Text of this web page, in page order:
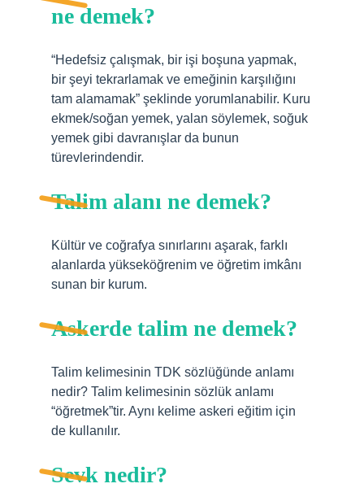
ne demek?
“Hedefsiz çalışmak, bir işi boşuna yapmak,
bir şeyi tekrarlamak ve emeğinin karşılığını
tam alamamak” şeklinde yorumlanabilir. Kuru
ekmek/soğan yemek, yalan söylemek, soğuk
yemek gibi davranışlar da bunun
türevlerindendir.
Talim alanı ne demek?
Kültür ve coğrafya sınırlarını aşarak, farklı
alanlarda yükseköğrenim ve öğretim imkânı
sunan bir kurum.
Askerde talim ne demek?
Talim kelimesinin TDK sözlüğünde anlamı
nedir? Talim kelimesinin sözlük anlamı
“öğretmek”tir. Aynı kelime askeri eğitim için
de kullanılır.
Sevk nedir?